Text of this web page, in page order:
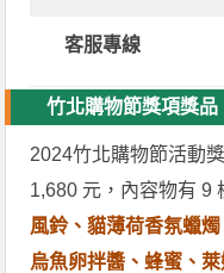
客服專線
竹北購物節獎項獎品
2024竹北購物節活動
1,680 元，內容物有 9
風鈴、貓薄荷香氛蠟
烏魚卵拌醬、蜂蜜、